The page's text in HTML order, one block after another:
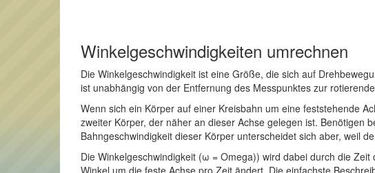
Winkelgeschwindigkeiten umrechnen
Die Winkelgeschwindigkeit ist eine Größe, die sich auf
ist unabhängig von der Entfernung des Messpunktes zur
Wenn sich ein Körper auf einer Kreisbahn um eine feststehende
zweiter Körper, der näher an dieser Achse gelegen ist. Benötigen
Bahngeschwindigkeit dieser Körper unterscheidet sich aber, weil
Die Winkelgeschwindigkeit (ω = Omega)) wird dabei durch die
Winkel um die feste Achse pro Zeit ändert. Die einfachste